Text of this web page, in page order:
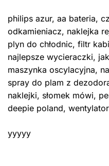
philips azur, aa bateria,
odkamieniacz, naklejka
plyn do chłodnic, filtr
najlepsze wycieraczki,
maszynka oscylacyjna,
spray do plam z
naklejki, słomek mówi,
deepie poland,
yyyyy